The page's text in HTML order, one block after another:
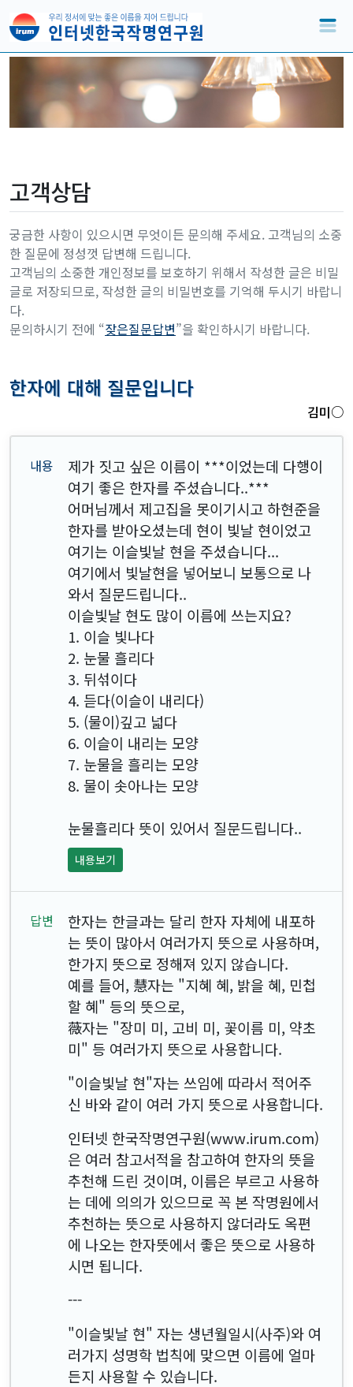
고객상담
궁금한 사항이 있으시면 무엇이든 문의해 주세요. 고객님의 소중
한 질문에 정성껏 답변해 드립니다.
고객님의 소중한 개인정보를 보호하기 위해서 작성한 글은 비밀
글로 저장되므로, 작성한 글의 비밀번호를 기억해 두시기 바랍니
다.
문의하시기 전에 “잦은질문답변”을 확인하시기 바랍니다.
한자에 대해 질문입니다
김미○
제가 짓고 싶은 이름이 ***이었는데 다행이
여기 좋은 한자를 주셨습니다..***
어머님께서 제고집을 못이기시고 하현준을
한자를 받아오셨는데 현이 빛날 현이었고
여기는 이슬빛날 현을 주셨습니다...
여기에서 빛날현을 넣어보니 보통으로 나
와서 질문드립니다..
이슬빛날 현도 많이 이름에 쓰는지요?
1. 이슬 빛나다
2. 눈물 흘리다
3. 뒤섞이다
4. 듣다(이슬이 내리다)
5. (물이)깊고 넓다
6. 이슬이 내리는 모양
7. 눈물을 흘리는 모양
8. 물이 솟아나는 모양
눈물흘리다 뜻이 있어서 질문드립니다..
내용보기
한자는 한글과는 달리 한자 자체에 내포하
는 뜻이 많아서 여러가지 뜻으로 사용하며,
한가지 뜻으로 정해져 있지 않습니다.
예를 들어, 慧자는 "지혜 혜, 밝을 혜, 민첩
할 혜" 등의 뜻으로,
薇자는 "장미 미, 고비 미, 꽃이름 미, 약초
미" 등 여러가지 뜻으로 사용합니다.
"이슬빛날 현"자는 쓰임에 따라서 적어주
신 바와 같이 여러 가지 뜻으로 사용합니다.
인터넷 한국작명연구원(www.irum.com)
은 여러 참고서적을 참고하여 한자의 뜻을
추천해 드린 것이며, 이름은 부르고 사용하
는 데에 의의가 있으므로 꼭 본 작명원에서
추천하는 뜻으로 사용하지 않더라도 옥편
에 나오는 한자뜻에서 좋은 뜻으로 사용하
시면 됩니다.
---
"이슬빛날 현" 자는 생년월일시(사주)와 여
러가지 성명학 법칙에 맞으면 이름에 얼마
든지 사용할 수 있습니다.